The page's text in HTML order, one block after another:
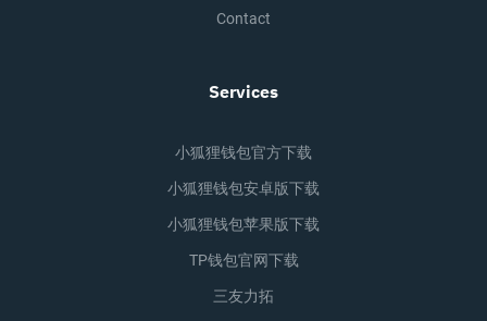
Contact
Services
小狐狸钱包官方下载
小狐狸钱包安卓版下载
小狐狸钱包苹果版下载
TP钱包官网下载
三友力拓